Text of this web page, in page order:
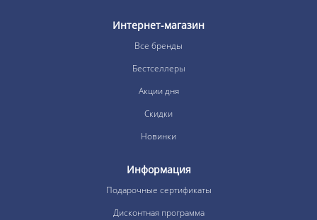
Интернет-магазин
Все бренды
Бестселлеры
Акции дня
Скидки
Новинки
Информация
Подарочные сертификаты
Дисконтная программа